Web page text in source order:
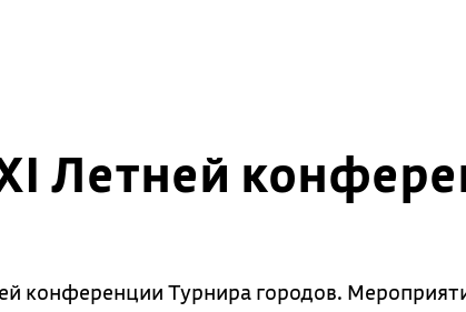
Летней
конференции Турнира городов.